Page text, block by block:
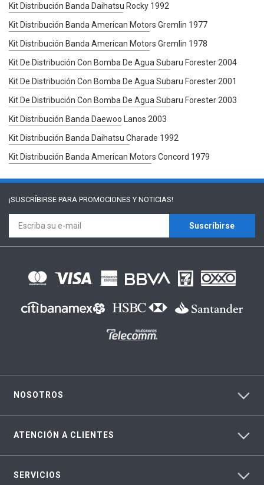
Kit Distribución Banda Daihatsu Rocky 1992
Kit Distribución Banda American Motors Gremlin 1977
Kit Distribución Banda American Motors Gremlin 1978
Kit De Distribución Con Bomba De Agua Subaru Forester 2004
Kit De Distribución Con Bomba De Agua Subaru Forester 2001
Kit De Distribución Con Bomba De Agua Subaru Forester 2003
Kit Distribución Banda Daewoo Lanos 2003
Kit Distribución Banda Daihatsu Charade 1992
Kit Distribución Banda American Motors Concord 1979
¡SUSCRÍBIRSE PARA PROMOCIONES Y NOTICIAS!
Suscríbirse
NOSOTROS
ATENCIÓN A CLIENTES
SERVICIOS